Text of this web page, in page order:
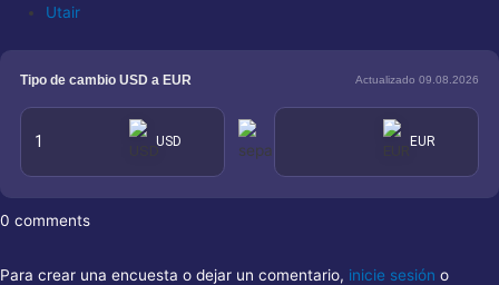
Utair
Tipo de cambio USD a EUR Actualizado 09.08.2026
0 comments
Para crear una encuesta o dejar un comentario, inicie sesión o